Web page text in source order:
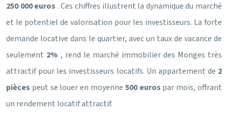
250 000 euros . Ces chiffres illustrent la dynamique du marché
et le potentiel de valorisation pour les investisseurs. La forte
demande locative dans le quartier, avec un taux de vacance de
seulement 2% , rend le marché immobilier des Monges très
attractif pour les investisseurs locatifs. Un appartement de 2
pièces peut se louer en moyenne 500 euros par mois, offrant
un rendement locatif attractif.